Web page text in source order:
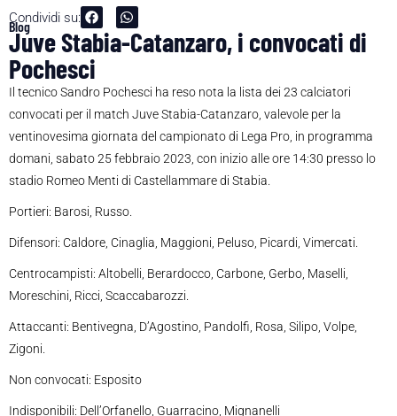
Condividi su:
Blog
Juve Stabia-Catanzaro, i convocati di
Pochesci
Il tecnico Sandro Pochesci ha reso nota la lista dei 23 calciatori
convocati per il match Juve Stabia-Catanzaro, valevole per la
ventinovesima giornata del campionato di Lega Pro, in programma
domani, sabato 25 febbraio 2023, con inizio alle ore 14:30 presso lo
stadio Romeo Menti di Castellammare di Stabia.
Portieri: Barosi, Russo.
Difensori: Caldore, Cinaglia, Maggioni, Peluso, Picardi, Vimercati.
Centrocampisti: Altobelli, Berardocco, Carbone, Gerbo, Maselli,
Moreschini, Ricci, Scaccabarozzi.
Attaccanti: Bentivegna, D’Agostino, Pandolfi, Rosa, Silipo, Volpe,
Zigoni.
Non convocati: Esposito
Indisponibili: Dell’Orfanello, Guarracino, Mignanelli